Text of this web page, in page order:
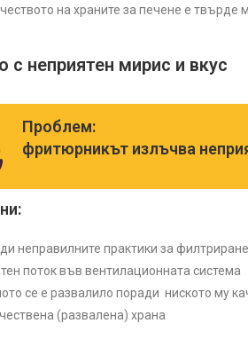
на храните за печене е твърде
с неприятен мирис и вкус
Проблем:
фритюрникът излъчва
неправилните практики за
поток във вентилационната система
се е развалило поради ниското му
(развалена) храна